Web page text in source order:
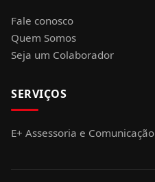
Fale conosco
Quem Somos
Seja um Colaborador
SERVIÇOS
E+ Assessoria e Comunicação